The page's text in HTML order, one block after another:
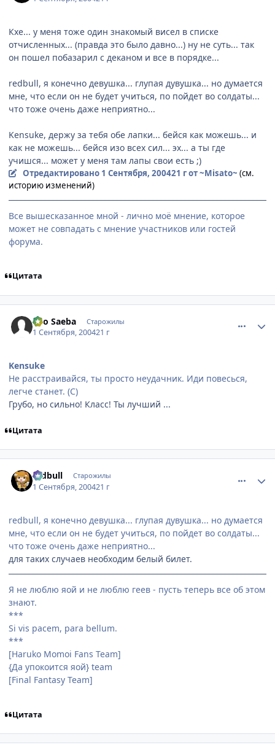
Кхе... у меня тоже один знакомый висел в списке
отчисленных... (правда это было давно...) ну не суть... так
он пошел побазарил с деканом и все в порядке...
redbull, я конечно девушка... глупая дувушка... но думается
мне, что если он не будет учиться, по пойдет во солдаты...
что тоже очень даже неприятно...
Kensuke, держу за тебя обе лапки... бейся как можешь... и
как не можешь... бейся изо всех сил... эх... а ты где
учишся... может у меня там лапы свои есть ;)
Отредактировано 1 Сентября, 200421 гот ~Misato~ (см.
историю изменений)
Все вышесказанное мной - лично моё мнение, которое
может не совпадать с мнение участников или гостей
форума.
Цитата
Ryo Saeba Старожилы
1 Сентября, 200421 г
Kensuke
Не расстраивайся, ты просто неудачник. Иди повесься,
легче станет. (С)
Грубо, но сильно! Класс! Ты лучший ...
Цитата
redbull Старожилы
1 Сентября, 200421 г
redbull, я конечно девушка... глупая дувушка... но думается
мне, что если он не будет учиться, по пойдет во солдаты...
что тоже очень даже неприятно...
для таких случаев необходим белый билет.
Я не люблю яой и не люблю геев - пусть теперь все об этом
знают.
***
Si vis pacem, para bellum.
***
[Haruko Momoi Fans Team]
{Да упокоится яой} team
[Final Fantasy Team]
Цитата